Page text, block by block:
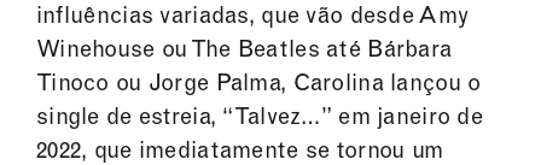
influências variadas, que vão desde Amy
Winehouse ou The Beatles até Bárbara
Tinoco ou Jorge Palma, Carolina lançou o
single de estreia, “Talvez…” em janeiro de
2022, que imediatamente se tornou um